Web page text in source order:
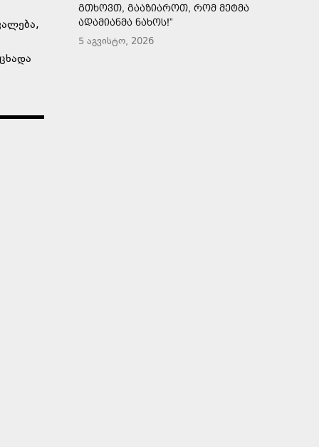
ᲒᲗᲮᲝᲕᲗ, ᲒᲐᲐᲖᲘᲐᲠᲝᲗ, ᲠᲝᲛ ᲛᲔᲢᲛᲐ
ᲐᲓᲐᲛᲘᲐᲜᲛᲐ ᲜᲐᲮᲝᲡ!”
5 აგვისტო, 2026